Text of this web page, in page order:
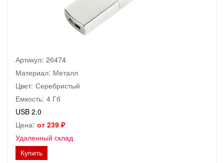
Артикул: 26474
Материал: Металл
Цвет: Серебристый
Емкость: 4 Гб
USB 2.0
Цена: от 239 ₽
Удаленный склад
Купить